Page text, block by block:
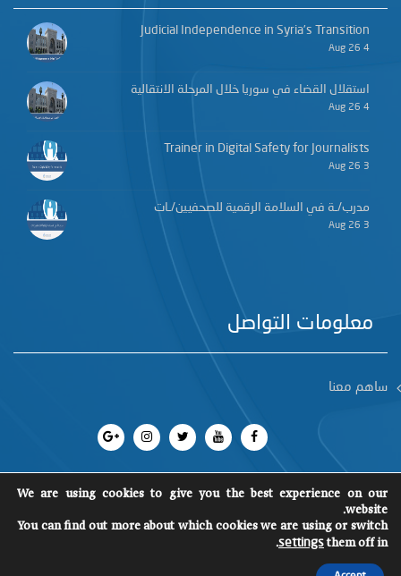
Judicial Independence in Syria’s Transition
4 Aug 26
استقلال القضاء في سوريا خلال المرحلة الانتقالية
4 Aug 26
Trainer in Digital Safety for Journalists
3 Aug 26
مدرب/ـة في السلامة الرقمية للصحفيين/ـات
3 Aug 26
معلومات التواصل
ساهم معنا
جميع الحقوق محفوظة 2018 SCM
©
We are using cookies to give you the best experience on our
website.
You can find out more about which cookies we are using or switch
them off in
settings
.